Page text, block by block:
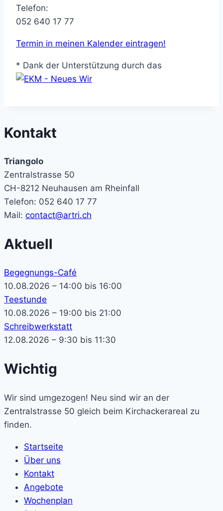
Telefon:
052 640 17 77
Termin in meinen Kalender eintragen!
* Dank der Unterstützung durch das
Kontakt
Triangolo
Zentralstrasse 50
CH-8212 Neuhausen am Rheinfall
Telefon: 052 640 17 77
Mail: contact@artri.ch
Aktuell
Begegnungs-Café
10.08.2026 – 14:00 bis 16:00
Teestunde
10.08.2026 – 19:00 bis 21:00
Schreibwerkstatt
12.08.2026 – 9:30 bis 11:30
Wichtig
Wir sind umgezogen! Neu sind wir an der
Zentralstrasse 50 gleich beim Kirchackerareal zu
finden.
Startseite
Über uns
Kontakt
Angebote
Wochenplan